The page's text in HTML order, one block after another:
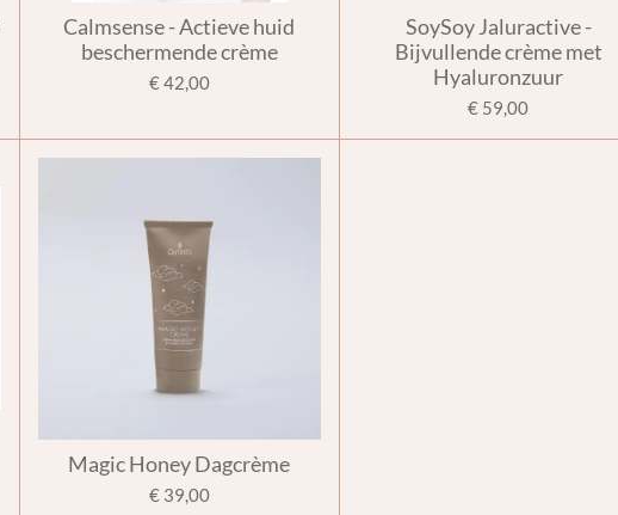
Calmsense - Actieve huid
beschermende crème
€ 42,00
SoySoy Jaluractive -
Bijvullende crème met
Hyaluronzuur
€ 59,00
Magic Honey Dagcrème
€ 39,00